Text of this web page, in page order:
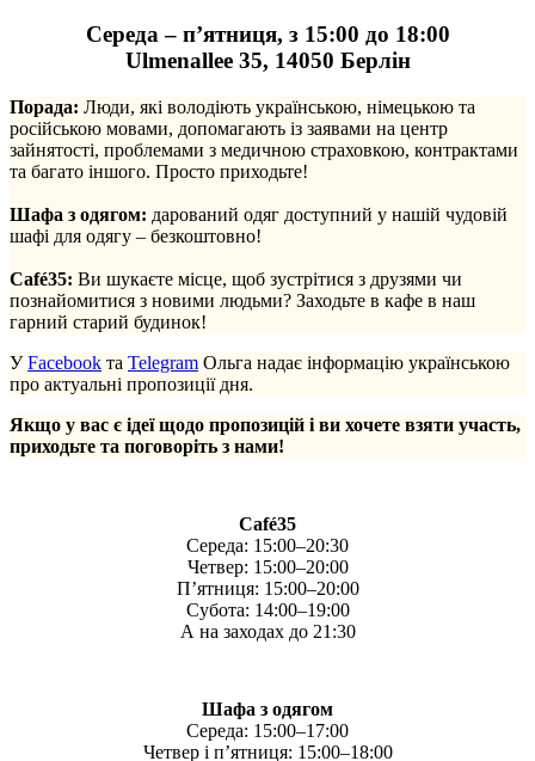
Середа – п’ятниця, з 15:00 до 18:00
Ulmenallee 35, 14050 Берлін
Порада: Люди, які володіють українською, німецькою та
російською мовами, допомагають із заявами на центр
зайнятості, проблемами з медичною страховкою, контрактами
та багато іншого. Просто приходьте!
Шафа з одягом: дарований одяг доступний у нашій чудовій
шафі для одягу – безкоштовно!
Café35: Ви шукаєте місце, щоб зустрітися з друзями чи
познайомитися з новими людьми? Заходьте в кафе в наш
гарний старий будинок!
УFacebook та Telegram Ольга надає інформацію українською
про актуальні пропозиції дня.
Якщо у вас є ідеї щодо пропозицій і ви хочете взяти участь,
приходьте та поговоріть з нами!
Café35
Середа: 15:00–20:30
Четвер: 15:00–20:00
П’ятниця: 15:00–20:00
Субота: 14:00–19:00
А на заходах до 21:30
Шафа з одягом
Середа: 15:00–17:00
Четвер і п’ятниця: 15:00–18:00